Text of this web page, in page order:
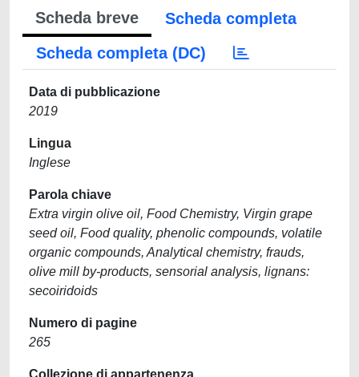
Scheda breve
Scheda completa
Scheda completa (DC)
Data di pubblicazione
2019
Lingua
Inglese
Parola chiave
Extra virgin olive oil, Food Chemistry, Virgin grape
seed oil, Food quality, phenolic compounds, volatile
organic compounds, Analytical chemistry, frauds,
olive mill by-products, sensorial analysis, lignans:
secoiridoids
Numero di pagine
265
Collezione di appartenenza